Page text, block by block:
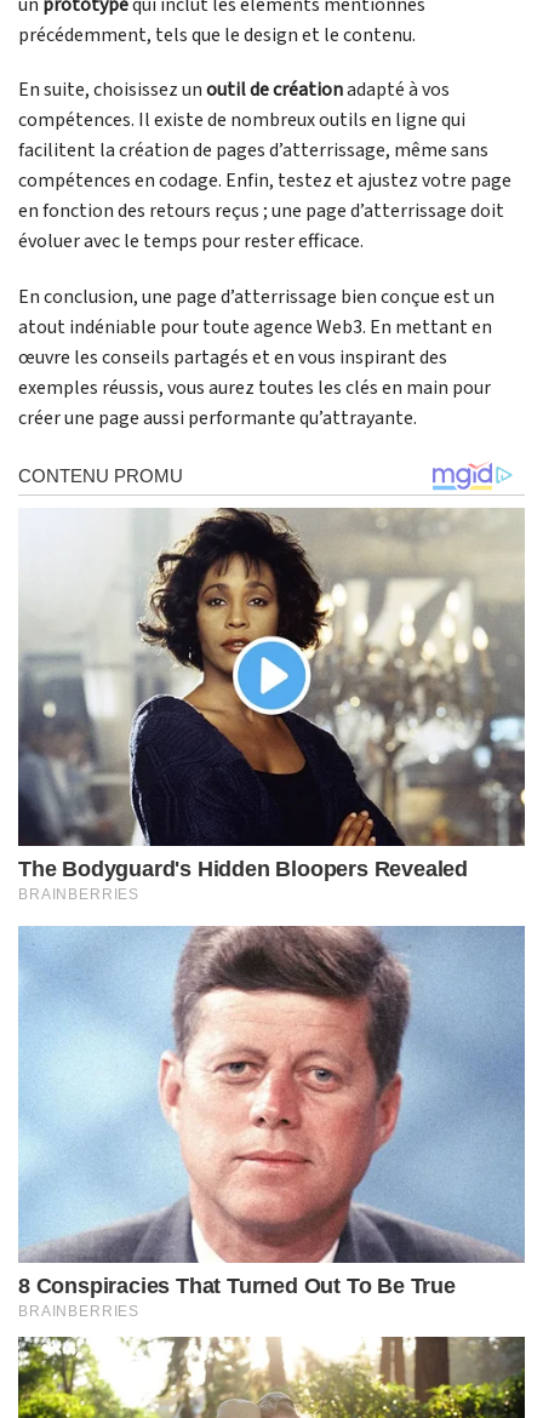
précédemment, tels que le design et le contenu.
En suite, choisissez unoutil de créationadapté à vos
compétences. Il existe de nombreux outils en ligne qui
facilitent la création de pages d’atterrissage, même sans
compétences en codage. Enfin, testez et ajustez votre page
en fonction des retours reçus ; une page d’atterrissage doit
évoluer avec le temps pour rester efficace.
En conclusion, une page d’atterrissage bien conçue est un
atout indéniable pour toute agence Web3. En mettant en
œuvre les conseils partagés et en vous inspirant des
exemples réussis, vous aurez toutes les clés en main pour
créer une page aussi performante qu’attrayante.